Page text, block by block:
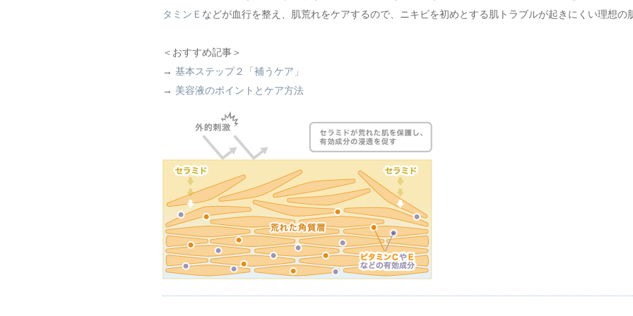
タミンＥ などが血行を整え、肌荒れをケアするので、ニキビを初めとする肌トラブルが起きにくい理想の
＜おすすめ記事＞
→ 基本ステップ２「補うケア」
→ 美容液のポイントとケア方法